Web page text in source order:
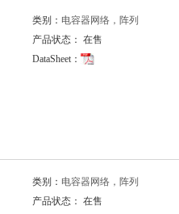
类别： 电容器网络，阵列
产品状态： 在售
DataSheet：
类别： 电容器网络，阵列
产品状态： 在售